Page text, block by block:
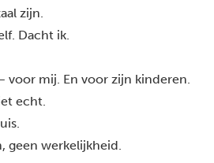
zijn.
Dacht ik.
voor mij. En voor zijn kinderen.
echt.
geen werkelijkheid.